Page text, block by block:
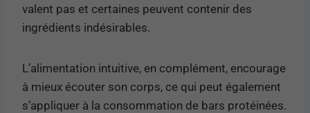
valent pas et certaines peuvent contenir des
ingrédients indésirables.
L’alimentation intuitive, en complément, encourage
à mieux écouter son corps, ce qui peut également
s’appliquer à la consommation de bars protéinées.